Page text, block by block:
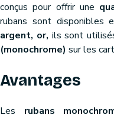
conçus pour offrir une
rubans sont disponibles
argent, or, ils sont
(monochrome) sur les
Avantages
Les rubans